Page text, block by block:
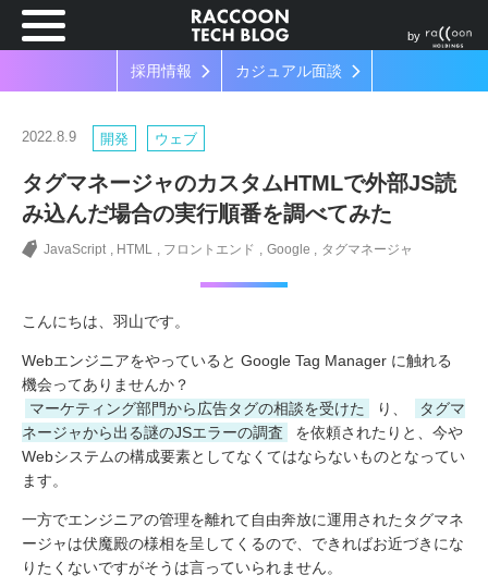
by
採用情報 カジュアル面談
2022.8.9 開発 ウェブ
タグマネージャのカスタムHTMLで外部JS読
み込んだ場合の実行順番を調べてみた
JavaScript HTML フロントエンド Google タグマネージャ
こんにちは、羽山です。
Webエンジニアをやっていると Google Tag Manager に触れる
機会ってありませんか？
マーケティング部門から広告タグの相談を受けた
り、
タグマ
ネージャから出る謎のJSエラーの調査
を依頼されたりと、今や
Webシステムの構成要素としてなくてはならないものとなってい
ます。
一方でエンジニアの管理を離れて自由奔放に運用されたタグマネ
ージャは伏魔殿の様相を呈してくるので、できればお近づきにな
りたくないですがそうは言っていられません。